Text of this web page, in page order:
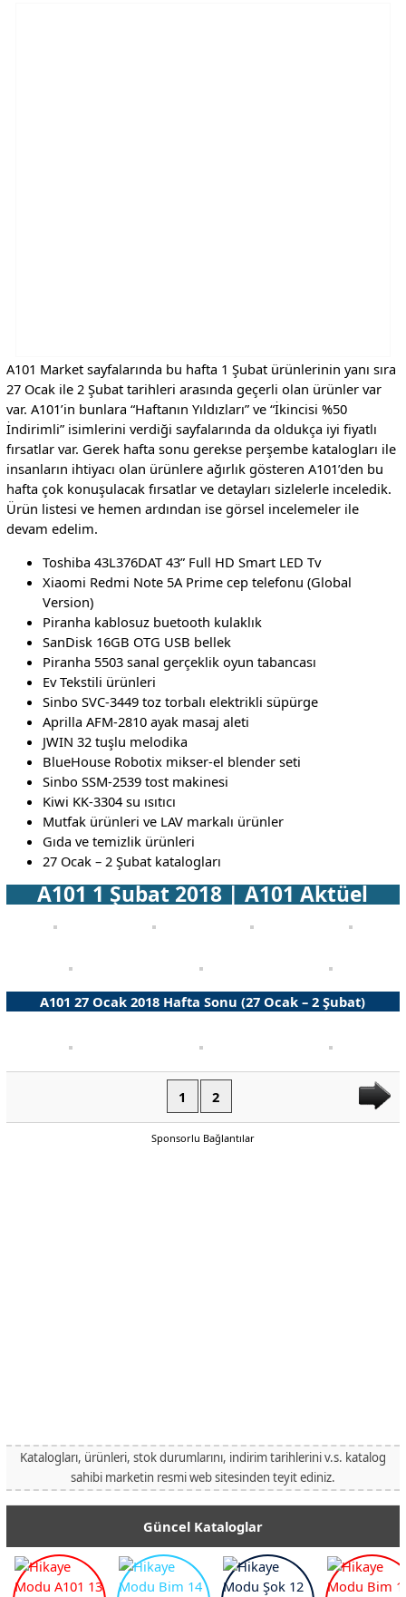
A101 Market sayfalarında bu hafta 1 Şubat ürünlerinin yanı sıra
27 Ocak ile 2 Şubat tarihleri arasında geçerli olan ürünler var
var. A101’in bunlara “Haftanın Yıldızları” ve “İkincisi %50
İndirimli” isimlerini verdiği sayfalarında da oldukça iyi fiyatlı
fırsatlar var. Gerek hafta sonu gerekse perşembe katalogları ile
insanların ihtiyacı olan ürünlere ağırlık gösteren A101’den bu
hafta çok konuşulacak fırsatlar ve detayları sizlelerle inceledik.
Ürün listesi ve hemen ardından ise görsel incelemeler ile
devam edelim.
Toshiba 43L376DAT 43” Full HD Smart LED Tv
Xiaomi Redmi Note 5A Prime cep telefonu (Global
Version)
Piranha kablosuz buetooth kulaklık
SanDisk 16GB OTG USB bellek
Piranha 5503 sanal gerçeklik oyun tabancası
Ev Tekstili ürünleri
Sinbo SVC-3449 toz torbalı elektrikli süpürge
Aprilla AFM-2810 ayak masaj aleti
JWIN 32 tuşlu melodika
BlueHouse Robotix mikser-el blender seti
Sinbo SSM-2539 tost makinesi
Kiwi KK-3304 su ısıtıcı
Mutfak ürünleri ve LAV markalı ürünler
Gıda ve temizlik ürünleri
27 Ocak – 2 Şubat katalogları
A101 1 Şubat 2018 | A101 Aktüel
A101 27 Ocak 2018 Hafta Sonu (27 Ocak – 2 Şubat)
1 2
Sponsorlu Bağlantılar
Katalogları, ürünleri, stok durumlarını, indirim tarihlerini v.s. katalog
sahibi marketin resmi web sitesinden teyit ediniz.
Güncel Kataloglar